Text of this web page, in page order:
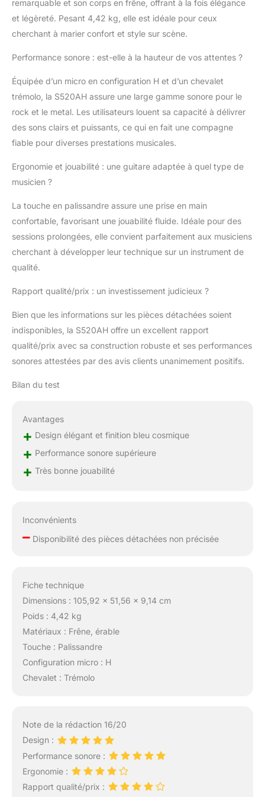
remarquable et son corps en frêne, offrant à la fois élégance
et légèreté. Pesant 4,42 kg, elle est idéale pour ceux
cherchant à marier confort et style sur scène.
Performance sonore : est-elle à la hauteur de vos attentes ?
Équipée d’un micro en configuration H et d’un chevalet
trémolo, la S520AH assure une large gamme sonore pour le
rock et le metal. Les utilisateurs louent sa capacité à délivrer
des sons clairs et puissants, ce qui en fait une compagne
fiable pour diverses prestations musicales.
Ergonomie et jouabilité : une guitare adaptée à quel type de
musicien ?
La touche en palissandre assure une prise en main
confortable, favorisant une jouabilité fluide. Idéale pour des
sessions prolongées, elle convient parfaitement aux musiciens
cherchant à développer leur technique sur un instrument de
qualité.
Rapport qualité/prix : un investissement judicieux ?
Bien que les informations sur les pièces détachées soient
indisponibles, la S520AH offre un excellent rapport
qualité/prix avec sa construction robuste et ses performances
sonores attestées par des avis clients unanimement positifs.
Bilan du test
Avantages
+ Design élégant et finition bleu cosmique
+ Performance sonore supérieure
+ Très bonne jouabilité
Inconvénients
–Disponibilité des pièces détachées non précisée
Fiche technique
Dimensions : 105,92 x 51,56 x 9,14 cm
Poids : 4,42 kg
Matériaux : Frêne, érable
Touche : Palissandre
Configuration micro : H
Chevalet : Trémolo
Note de la rédaction 16/20
Design :
Performance sonore :
Ergonomie :
Rapport qualité/prix :